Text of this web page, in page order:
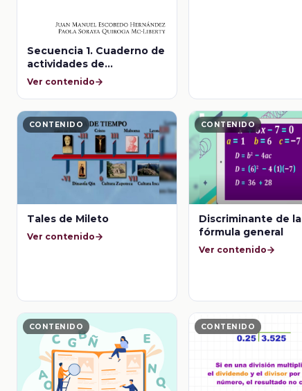
Secuencia 1. Cuaderno de
actividades de
aprendizaje. Módulo 1.
Ver contenido
CONTENIDO
Tales de Mileto
Ver contenido
CONTENIDO
Discriminante de la
fórmula general
Ver contenido
CONTENIDO CONTENIDO